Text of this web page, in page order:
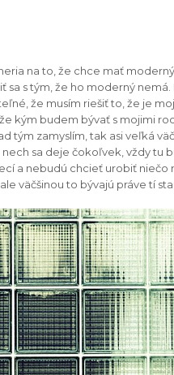
na to, že chce mať
sa s tým, že ho moderný
že musím riešiť to, že je
kým budem bývať s mojimi
tým zamyslím, tak asi veľká
sa deje čokoľvek, vždy tu
a nebudú chcieť urobiť niečo
väčšinou to bývajú práve tí